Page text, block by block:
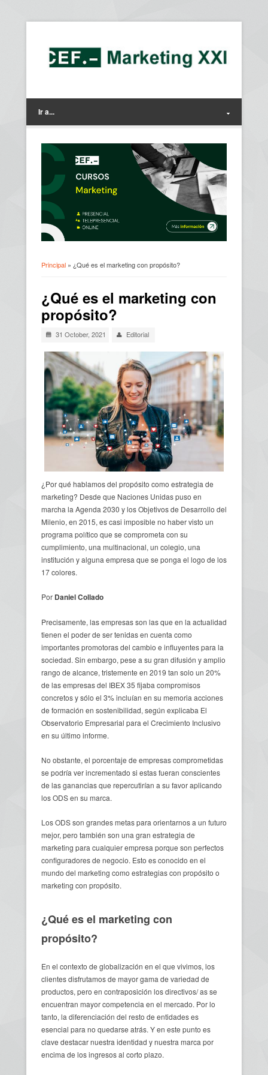
Ir a...
Principal » ¿Qué es el marketing con propósito?
¿Qué es el marketing con
propósito?
31 October, 2021 Editorial
¿Por qué hablamos del propósito como estrategia de
marketing? Desde que Naciones Unidas puso en
marcha la Agenda 2030 y los Objetivos de Desarrollo del
Milenio, en 2015, es casi imposible no haber visto un
programa político que se comprometa con su
cumplimiento, una multinacional, un colegio, una
institución y alguna empresa que se ponga el logo de los
17 colores.
Por Daniel Collado
Precisamente, las empresas son las que en la actualidad
tienen el poder de ser tenidas en cuenta como
importantes promotoras del cambio e influyentes para la
sociedad. Sin embargo, pese a su gran difusión y amplio
rango de alcance, tristemente en 2019 tan solo un 20%
de las empresas del IBEX 35 fijaba compromisos
concretos y sólo el 3% incluían en su memoria acciones
de formación en sostenibilidad, según explicaba El
Observatorio Empresarial para el Crecimiento Inclusivo
en su último informe.
No obstante, el porcentaje de empresas comprometidas
se podría ver incrementado si estas fueran conscientes
de las ganancias que repercutirían a su favor aplicando
los ODS en su marca.
Los ODS son grandes metas para orientarnos a un futuro
mejor, pero también son una gran estrategia de
marketing para cualquier empresa porque son perfectos
configuradores de negocio. Esto es conocido en el
mundo del marketing como estrategias con propósito o
marketing con propósito.
¿Qué es el marketing con
propósito?
En el contexto de globalización en el que vivimos, los
clientes disfrutamos de mayor gama de variedad de
productos, pero en contraposición los directivos/ as se
encuentran mayor competencia en el mercado. Por lo
tanto, la diferenciación del resto de entidades es
esencial para no quedarse atrás. Y en este punto es
clave destacar nuestra identidad y nuestra marca por
encima de los ingresos al corto plazo.